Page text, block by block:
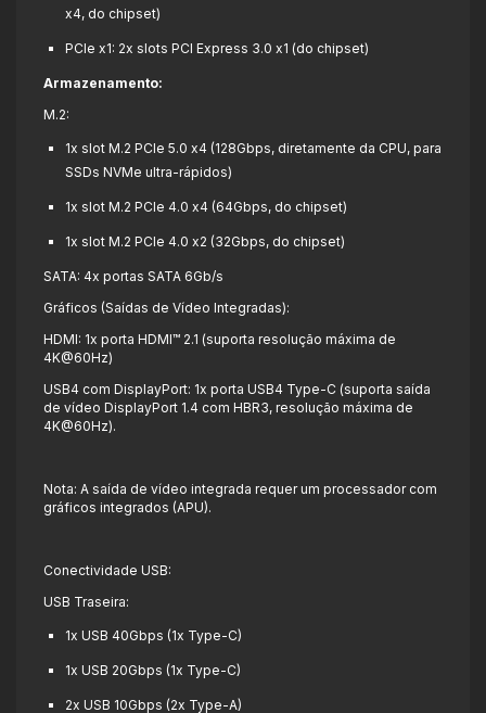
x4, do chipset)
PCIe x1: 2x slots PCI Express 3.0 x1 (do chipset)
Armazenamento:
M.2:
1x slot M.2 PCIe 5.0 x4 (128Gbps, diretamente da CPU, para
SSDs NVMe ultra-rápidos)
1x slot M.2 PCIe 4.0 x4 (64Gbps, do chipset)
1x slot M.2 PCIe 4.0 x2 (32Gbps, do chipset)
SATA: 4x portas SATA 6Gb/s
Gráficos (Saídas de Vídeo Integradas):
HDMI: 1x porta HDMI™ 2.1 (suporta resolução máxima de
4K@60Hz)
USB4 com DisplayPort: 1x porta USB4 Type-C (suporta saída
de vídeo DisplayPort 1.4 com HBR3, resolução máxima de
4K@60Hz).
Nota: A saída de vídeo integrada requer um processador com
gráficos integrados (APU).
Conectividade USB:
USB Traseira:
1x USB 40Gbps (1x Type-C)
1x USB 20Gbps (1x Type-C)
2x USB 10Gbps (2x Type-A)